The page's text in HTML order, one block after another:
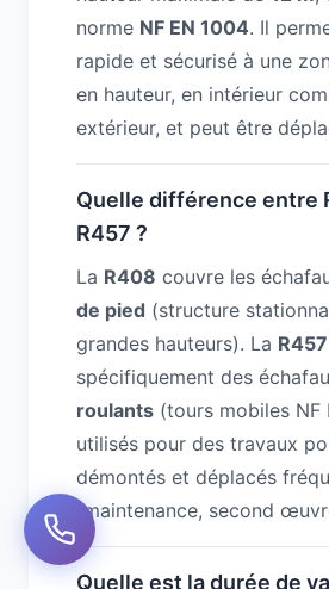
norme NF EN 1004. Il
rapide et sécurisé à une
en hauteur, en intérieur
extérieur, et peut être
Quelle différence entre
R457 ?
La R408 couvre les
de pied (structure
grandes hauteurs). La R457
spécifiquement des
roulants (tours mobiles NF
utilisés pour des travaux
démontés et déplacés
(maintenance, second
Quelle est la durée de